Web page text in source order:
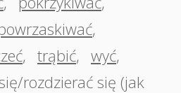
,
, trąbić, wyć,
rozdzierać się (jak